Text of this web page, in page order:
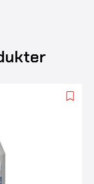
Add